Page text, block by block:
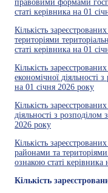
правовими формами
статі керівника на 01
Кількість
територіями
статі керівника на 01
Кількість
економічної діяльності
на 01 січня 2026 року
Кількість
діяльності з розподілом
2026 року
Кількість
районами та
ознакою статі
Кількість